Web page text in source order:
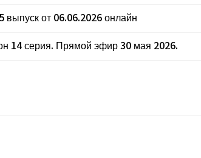
выпуск от 06.06.2026 онлайн
14 серия. Прямой эфир 30 мая 2026.